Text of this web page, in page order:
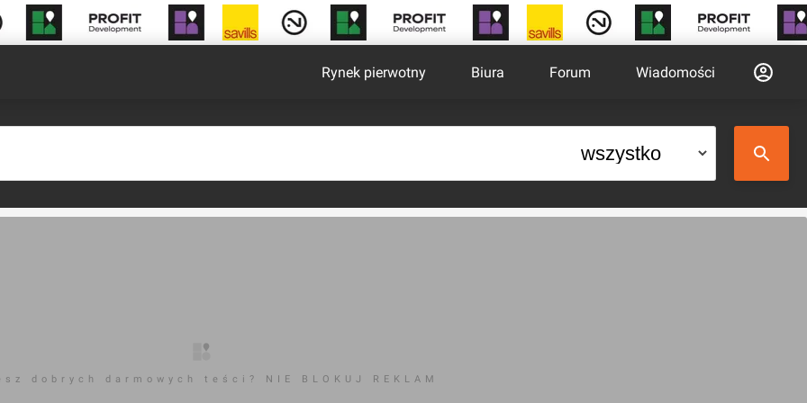
Rynek pierwotny Biura Forum Wiadomości
dobrych darmowych teści? NIE BLOKUJ REKLAM